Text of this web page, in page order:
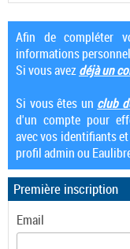
Afin de compléter
informations
Si vous avezdéjà un
Si vous êtes un club
d'un compte pour
avec vos identifiants
profil admin ou
Première inscription
Email